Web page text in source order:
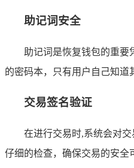
助记词安全
助记词是恢复钱包的重要
的密码本，只有用户自己知道
交易签名验证
在进行交易时,系统会对
仔细的检查，确保交易的安全